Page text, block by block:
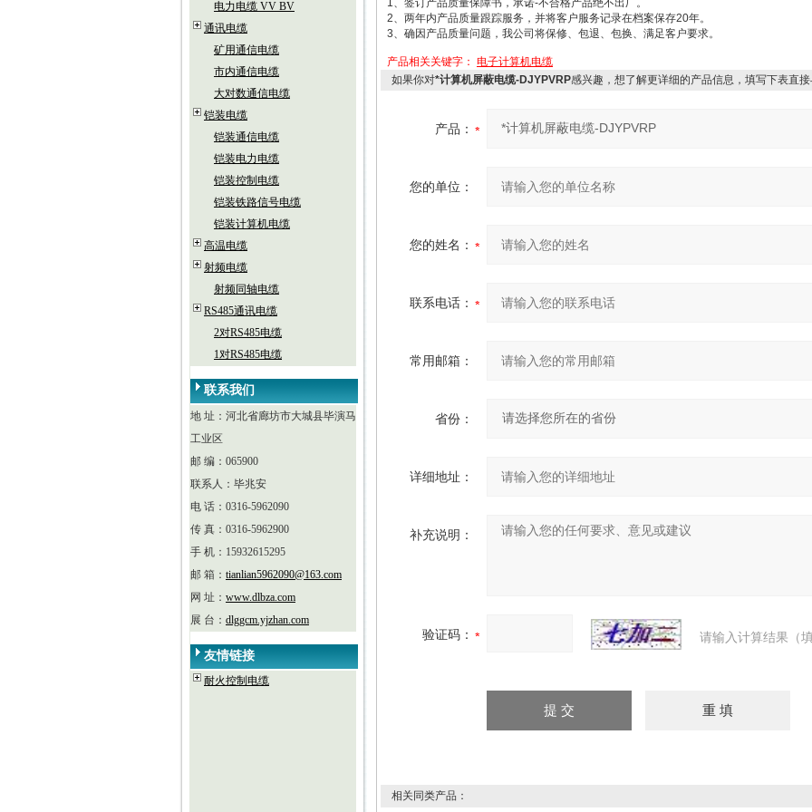
电力电缆 VV BV
通讯电缆
矿用通信电缆
市内通信电缆
大对数通信电缆
铠装电缆
铠装通信电缆
铠装电力电缆
铠装控制电缆
铠装铁路信号电缆
铠装计算机电缆
高温电缆
射频电缆
射频同轴电缆
RS485通讯电缆
2对RS485电缆
1对RS485电缆
联系我们
地 址：河北省廊坊市大城县毕演马
工业区
邮 编：065900
联系人：毕兆安
电 话：0316-5962090
传 真：0316-5962900
手 机：15932615295
邮 箱： tianlian5962090@163.com
网 址： www.dlbza.com
展 台： dlggcm.yjzhan.com
友情链接
耐火控制电缆
1、签订产品质量保障书，承诺-不合格产品绝不出厂。
2、两年内产品质量跟踪服务，并将客户服务记录在档案保存20年。
3、确因产品质量问题，我公司将保修、包退、包换、满足客户要求。
产品相关关键字： 电子计算机电缆
如果你对*计算机屏蔽电缆-DJYPVRP感兴趣，想了解更详细的产品信息，填写下表直接
产品：
您的单位：
您的姓名：
联系电话：
常用邮箱：
省份：
详细地址：
补充说明：
验证码： 请输入计算结果（
相关同类产品：